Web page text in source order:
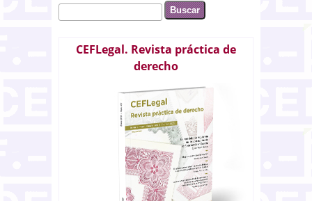
Formulario de búsqueda
Buscar
CEFLegal. Revista práctica de
derecho